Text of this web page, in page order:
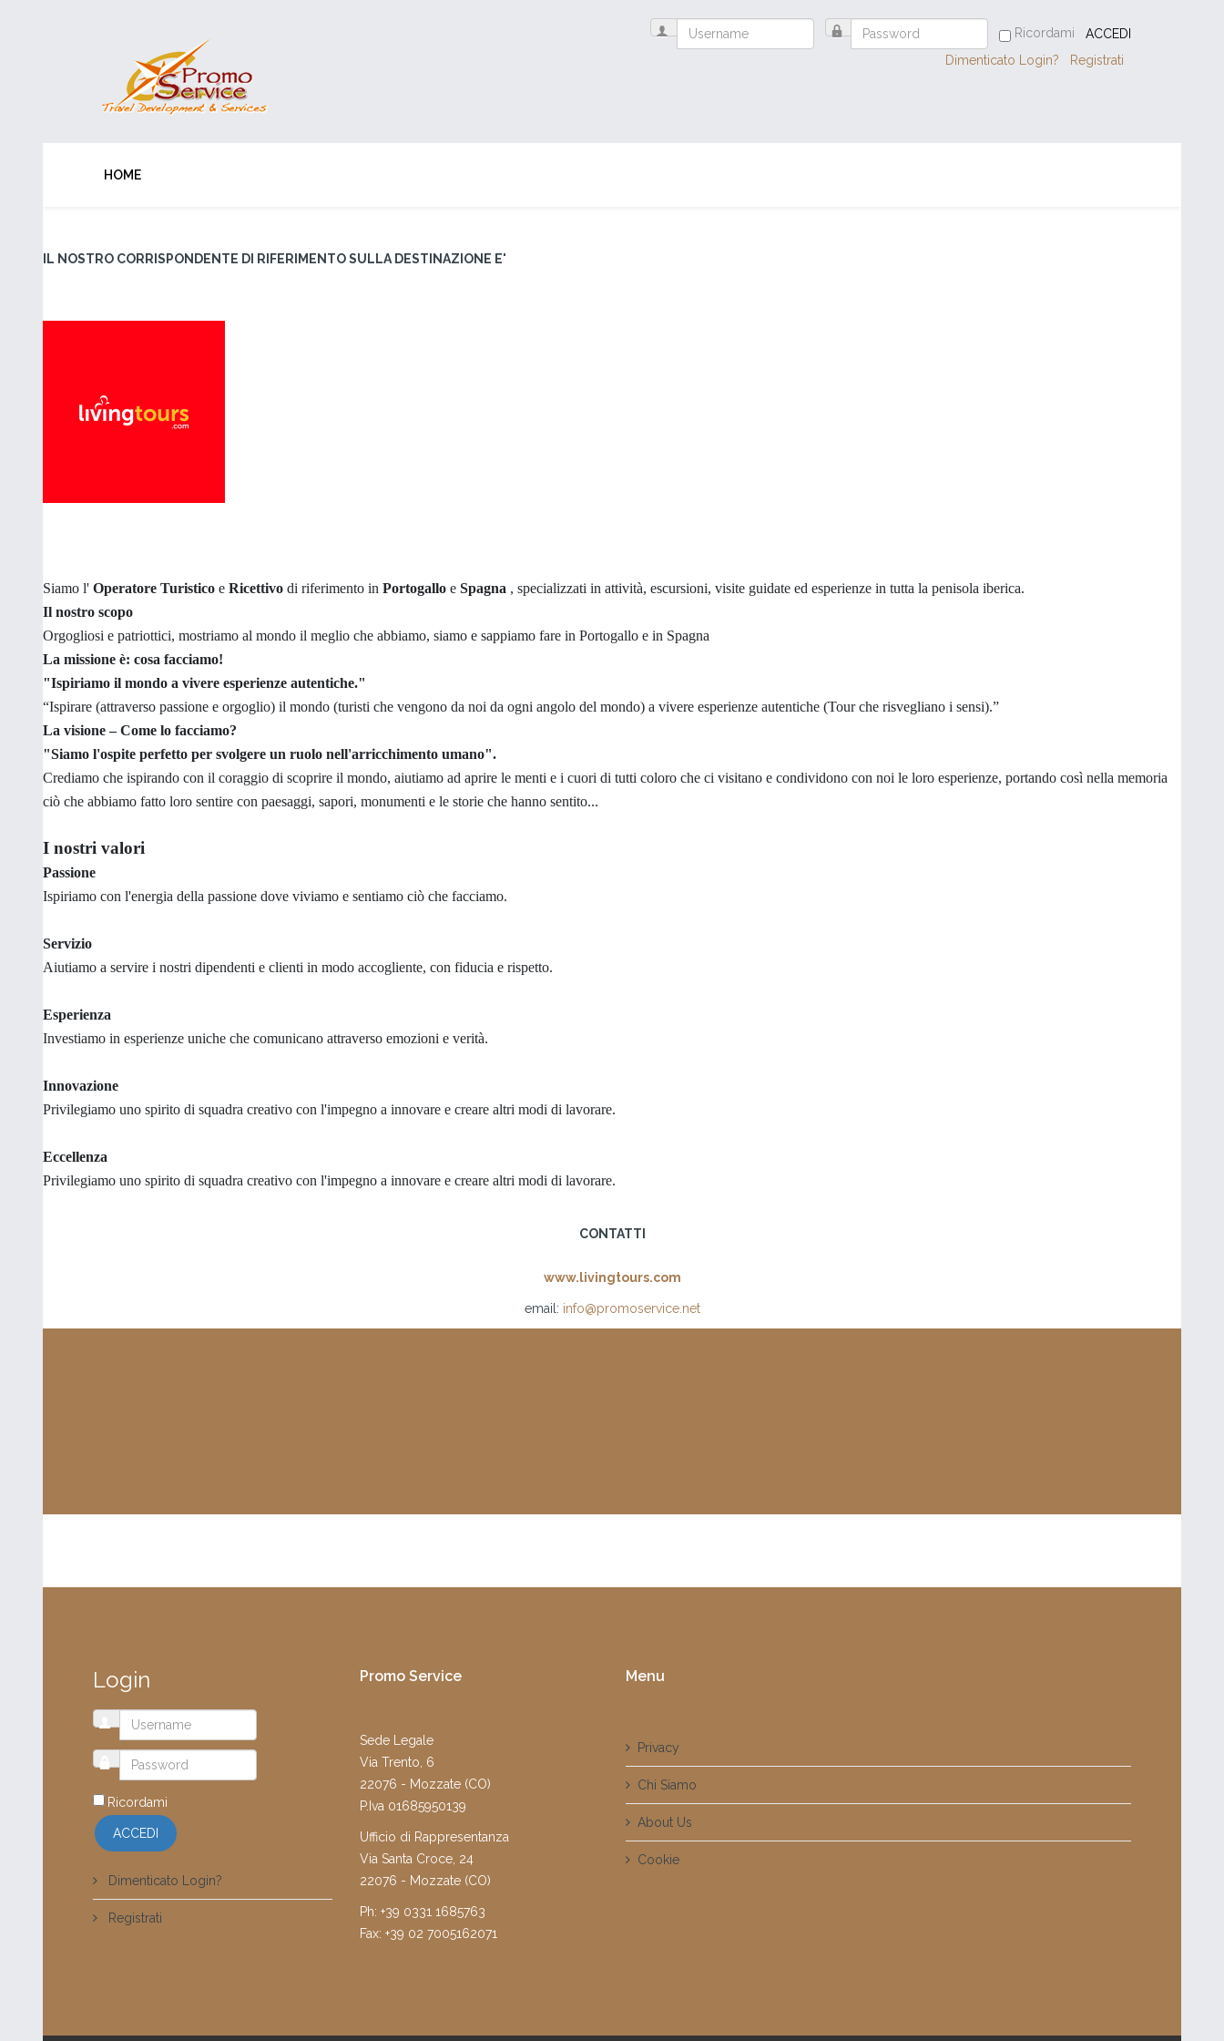
Ricordami
ACCEDI
Dimenticato Login?
Registrati
HOME
IL NOSTRO CORRISPONDENTE DI RIFERIMENTO SULLA DESTINAZIONE E'
Siamo l' Operatore Turistico e Ricettivo di riferimento in Portogallo e Spagna , specializzati in attività, escursioni, visite guidate ed esperienze in tutta la penisola iberica.
Il nostro scopo
Orgogliosi e patriottici, mostriamo al mondo il meglio che abbiamo, siamo e sappiamo fare in Portogallo e in Spagna
La missione è: cosa facciamo!
"Ispiriamo il mondo a vivere esperienze autentiche."
“Ispirare (attraverso passione e orgoglio) il mondo (turisti che vengono da noi da ogni angolo del mondo) a vivere esperienze autentiche (Tour che risvegliano i sensi).”
La visione – Come lo facciamo?
"Siamo l'ospite perfetto per svolgere un ruolo nell'arricchimento umano".
Crediamo che ispirando con il coraggio di scoprire il mondo, aiutiamo ad aprire le menti e i cuori di tutti coloro che ci visitano e condividono con noi le loro esperienze, portando così nella memoria
ciò che abbiamo fatto loro sentire con paesaggi, sapori, monumenti e le storie che hanno sentito...
I nostri valori
Passione
Ispiriamo con l'energia della passione dove viviamo e sentiamo ciò che facciamo.
Servizio
Aiutiamo a servire i nostri dipendenti e clienti in modo accogliente, con fiducia e rispetto.
Esperienza
Investiamo in esperienze uniche che comunicano attraverso emozioni e verità.
Innovazione
Privilegiamo uno spirito di squadra creativo con l'impegno a innovare e creare altri modi di lavorare.
Eccellenza
Privilegiamo uno spirito di squadra creativo con l'impegno a innovare e creare altri modi di lavorare.
CONTATTI
www.livingtours.com
email: info@promoservice.net
Login
Ricordami
ACCEDI
Dimenticato Login?
Registrati
Promo Service
Sede Legale
Via Trento, 6
22076 - Mozzate (CO)
P.Iva 01685950139
Ufficio di Rappresentanza
Via Santa Croce, 24
22076 - Mozzate (CO)
Ph: +39 0331 1685763
Fax: +39 02 7005162071
Menu
Privacy
Chi Siamo
About Us
Cookie